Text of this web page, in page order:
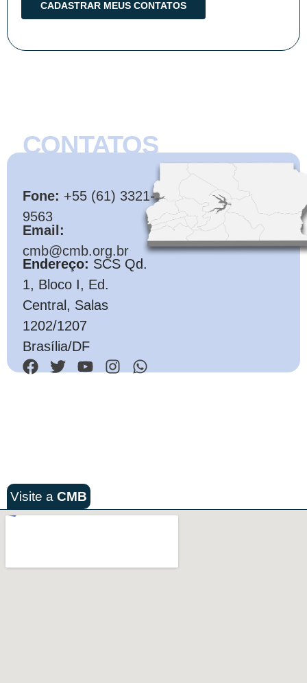
CONTATOS
Fone: +55 (61) 3321-
9563
Email:
cmb@cmb.org.br
Endereço: SCS Qd.
1, Bloco I, Ed.
Central, Salas
1202/1207
Brasília/DF
Visite a CMB